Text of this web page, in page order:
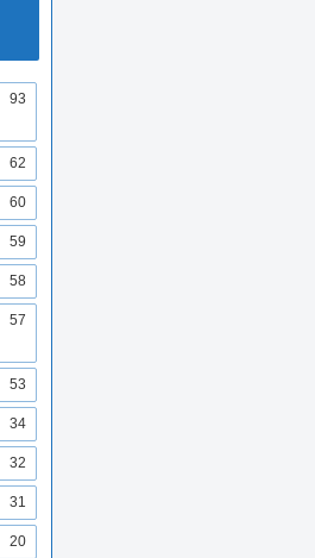
93
62
60
59
58
57
53
34
32
31
20